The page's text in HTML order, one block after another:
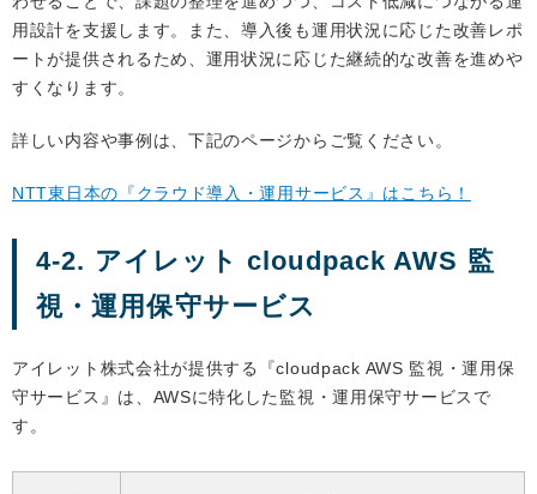
用設計を支援します。また、導入後も運用状況に応じた改善レポ
ートが提供されるため、運用状況に応じた継続的な改善を進めや
すくなります。
詳しい内容や事例は、下記のページからご覧ください。
NTT東日本の『クラウド導入・運用サービス』はこちら！
4-2. アイレット cloudpack AWS 監
視・運用保守サービス
アイレット株式会社が提供する『cloudpack AWS 監視・運用保
守サービス』は、AWSに特化した監視・運用保守サービスで
す。